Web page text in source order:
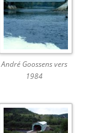
André Goossens vers
1984